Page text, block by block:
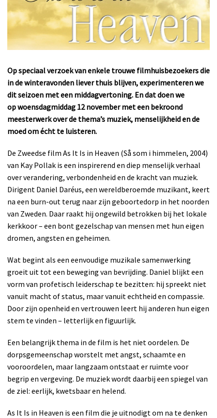
Op speciaal verzoek van enkele trouwe filmhuisbezoekers die
in de winteravonden lieverthuis blijven, experimenteren we
dit seizoen met een middagvertoning. En dat doen we
opwoensdagmiddag 12 november met een bekroond
meesterwerk over de thema’s muziek, menselijkheid en de
moed om écht te luisteren.
De Zweedse film As It Is in Heaven (Så som i himmelen, 2004)
van Kay Pollak is een inspirerend en diep menselijk verhaal
over verandering, verbondenheid en de kracht van muziek.
Dirigent Daniel Daréus, een wereldberoemde muzikant, keert
na een burn-out terug naar zijn geboortedorp in het noorden
van Zweden. Daar raakt hij ongewild betrokken bij het lokale
kerkkoor – een bont gezelschap van mensen met hun eigen
dromen, angsten en geheimen.
Wat begint als een eenvoudige muzikale samenwerking
groeit uit tot een beweging van bevrijding. Daniel blijkt een
vorm van profetisch leiderschap te bezitten: hij spreekt niet
vanuit macht of status, maar vanuit echtheid en compassie.
Door zijn openheid en vertrouwen leert hij anderen hun eigen
stem te vinden – letterlijk en figuurlijk.
Een belangrijk thema in de film is het niet oordelen. De
dorpsgemeenschap worstelt met angst, schaamte en
vooroordelen, maar langzaam ontstaat er ruimte voor
begrip en vergeving. De muziek wordt daarbij een spiegel van
de ziel: eerlijk, kwetsbaar en helend.
As It Is in Heaven is een film die je uitnodigt om na te denken